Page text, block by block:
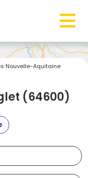
Nouvelle-Aquitaine
(64600)